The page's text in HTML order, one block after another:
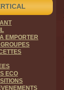
EMPORTER
ECO